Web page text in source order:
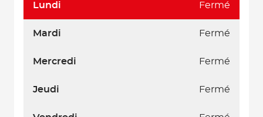
Lundi Fermé
Mardi Fermé
Mercredi Fermé
Jeudi Fermé